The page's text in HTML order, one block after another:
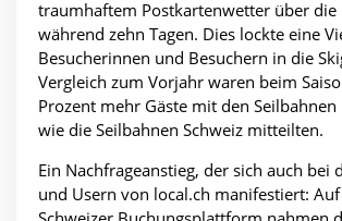
traumhaftem Postkartenwetter über die
während zehn Tagen. Dies lockte eine
Besucherinnen und Besuchern in die
Vergleich zum Vorjahr waren beim
Prozent mehr Gäste mit den Seilbahnen
wie die Seilbahnen Schweiz mitteilten.
Ein Nachfrageanstieg, der sich auch bei
und Usern von local.ch manifestiert: